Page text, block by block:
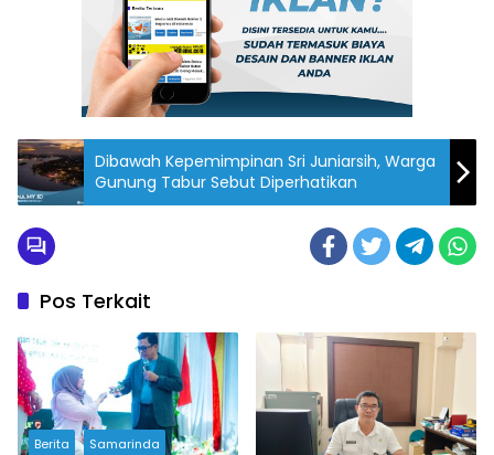
Dibawah Kepemimpinan Sri Juniarsih, Warga
Gunung Tabur Sebut Diperhatikan
Pos Terkait
Berita Samarinda